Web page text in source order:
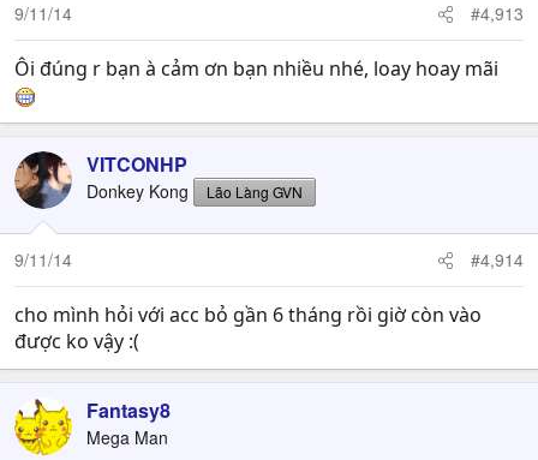
9/11/14 #4,913
Ôi đúng r bạn à cảm ơn bạn nhiều nhé, loay hoay mãi
VITCONHP
Donkey Kong Lão Làng GVN
9/11/14 #4,914
cho mình hỏi với acc bỏ gần 6 tháng rồi giờ còn vào
được ko vậy :(
Fantasy8
Mega Man